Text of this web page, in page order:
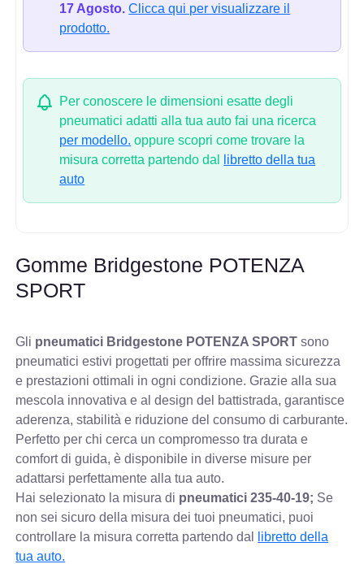
17 Agosto. Clicca qui per visualizzare il
prodotto.
Per conoscere le dimensioni esatte degli
pneumatici adatti alla tua auto fai una ricerca
per modello. oppure scopri come trovare la
misura corretta partendo dal
libretto della tua
auto
Gomme Bridgestone POTENZA
SPORT
Gli pneumatici Bridgestone POTENZA SPORT sono
pneumatici estivi progettati per offrire massima sicurezza
e prestazioni ottimali in ogni condizione. Grazie alla sua
mescola innovativa e al design del battistrada, garantisce
aderenza, stabilità e riduzione del consumo di carburante.
Perfetto per chi cerca un compromesso tra durata e
comfort di guida, è disponibile in diverse misure per
adattarsi perfettamente alla tua auto.
Hai selezionato la misura di pneumatici235-40-19; Se
non sei sicuro della misura dei tuoi pneumatici, puoi
controllare la misura corretta partendo dal
libretto della
tua auto.